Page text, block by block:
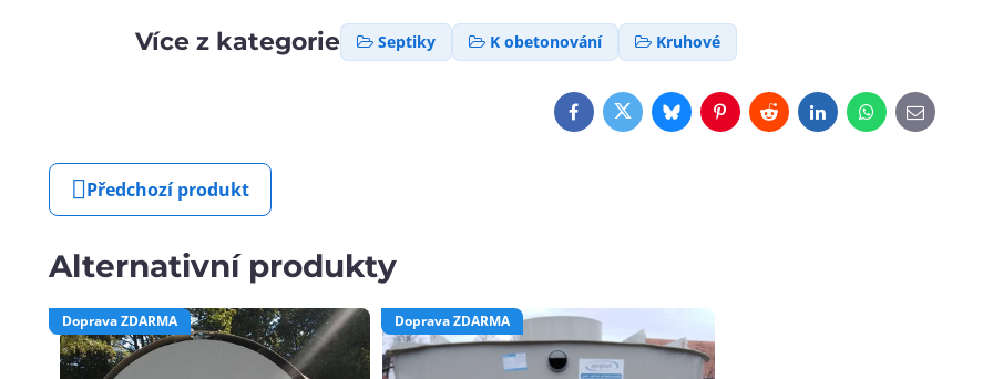
Více z kategorie Septiky K obetonování Kruhové
FacebookTwitterBlueskyPinterestRedditLinkedInWhatsApp
E-
mail
Předchozí produkt
Alternativní produkty
Doprava ZDARMA Doprava ZDARMA